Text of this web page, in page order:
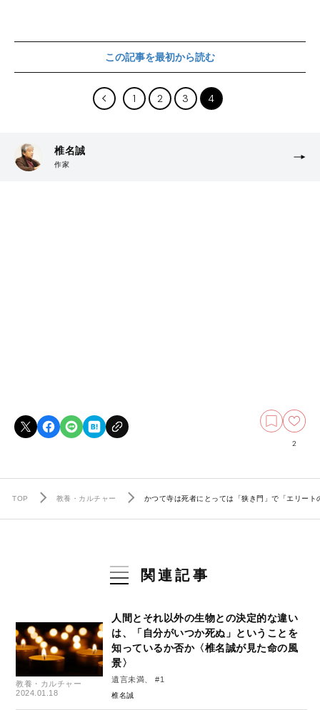
この記事を最初から読む
1 2 3 4
椎名誠
作家
2
TOP 教養・カルチャー かつて寺は死者にとっては「狭き門」で「エリー
関連記事
教養・カルチャー
2024.01.18
人間とそれ以外の生物との決定的な違い
は、「自分がいつか死ぬ」ということを
知っているか否か〈椎名誠が見た命の風
景〉
遺言未満、 #1
椎名誠